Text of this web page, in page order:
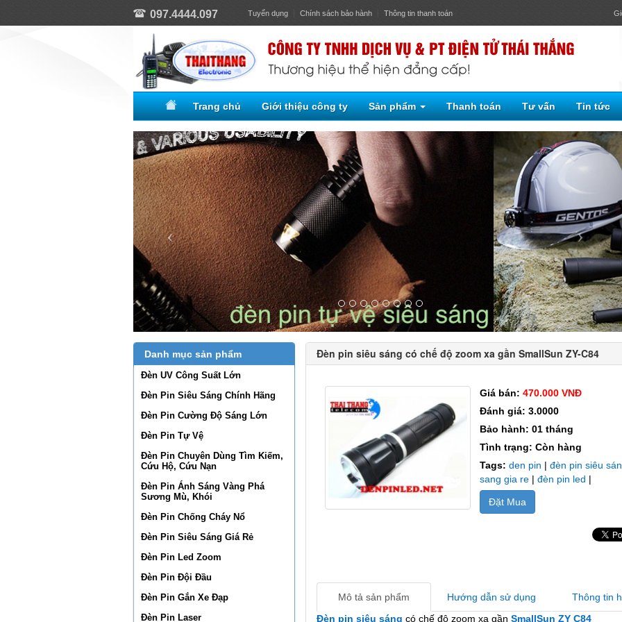
097.4444.097 Tuyển dụng Chính sách bảo hành Thông tin thanh toán
Trang chủ Giới thiệu công ty Sản phẩm Thanh toán Tư vấn Tin tức
Danh mục sản phẩm
Đèn UV Công Suất Lớn
Đèn Pin Siêu Sáng Chính Hãng
Đèn Pin Cường Độ Sáng Lớn
Đèn Pin Tự Vệ
Đèn Pin Chuyên Dùng Tìm Kiếm,
Cứu Hộ, Cứu Nạn
Đèn Pin Ánh Sáng Vàng Phá
Sương Mù, Khói
Đèn Pin Chống Cháy Nổ
Đèn Pin Siêu Sáng Giá Rẻ
Đèn Pin Led Zoom
Đèn Pin Đội Đầu
Đèn Pin Gắn Xe Đạp
Đèn Pin Laser
Đèn pin siêu sáng có chế độ zoom xa gần SmallSun ZY-C84
Giá bán: 470.000 VNĐ
Đánh giá: 3.0000
Bảo hành: 01 tháng
Tình trạng: Còn hàng
Tags: den pin | đèn pin siêu
sang gia re| đèn pin led |
Đặt Mua
Mô tả sản phẩm Hướng dẫn sử dụng
Thông tin
Đèn pin siêu sáng có chế độ zoom xa gần SmallSun ZY C84